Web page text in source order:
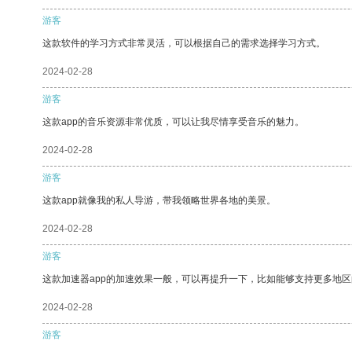
游客
这款软件的学习方式非常灵活，可以根据自己的需求选择学习方式。
2024-02-28
游客
这款app的音乐资源非常优质，可以让我尽情享受音乐的魅力。
2024-02-28
游客
这款app就像我的私人导游，带我领略世界各地的美景。
2024-02-28
游客
这款加速器app的加速效果一般，可以再提升一下，比如能够支持更多地区
2024-02-28
游客